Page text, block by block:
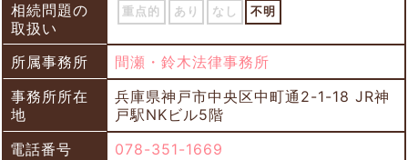
相続問題の
取扱い
重点的 あり なし 不明
所属事務所
間瀬・鈴木法律事務所
事務所所在
地
兵庫県神戸市中央区中町通2-1-18 JR神
戸駅NKビル5階
電話番号
078-351-1669